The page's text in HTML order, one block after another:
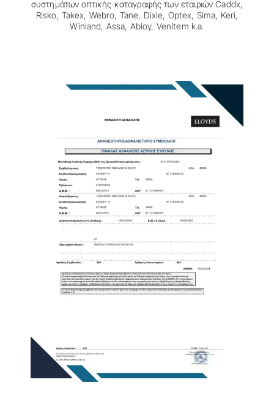
συστημάτων οπτικής καταγραφής των εταιριών Caddx,
Risko, Takex, Webro, Tane, Dixie, Optex, Sima, Keri,
Winland, Assa, Abloy, Venitem k.a.